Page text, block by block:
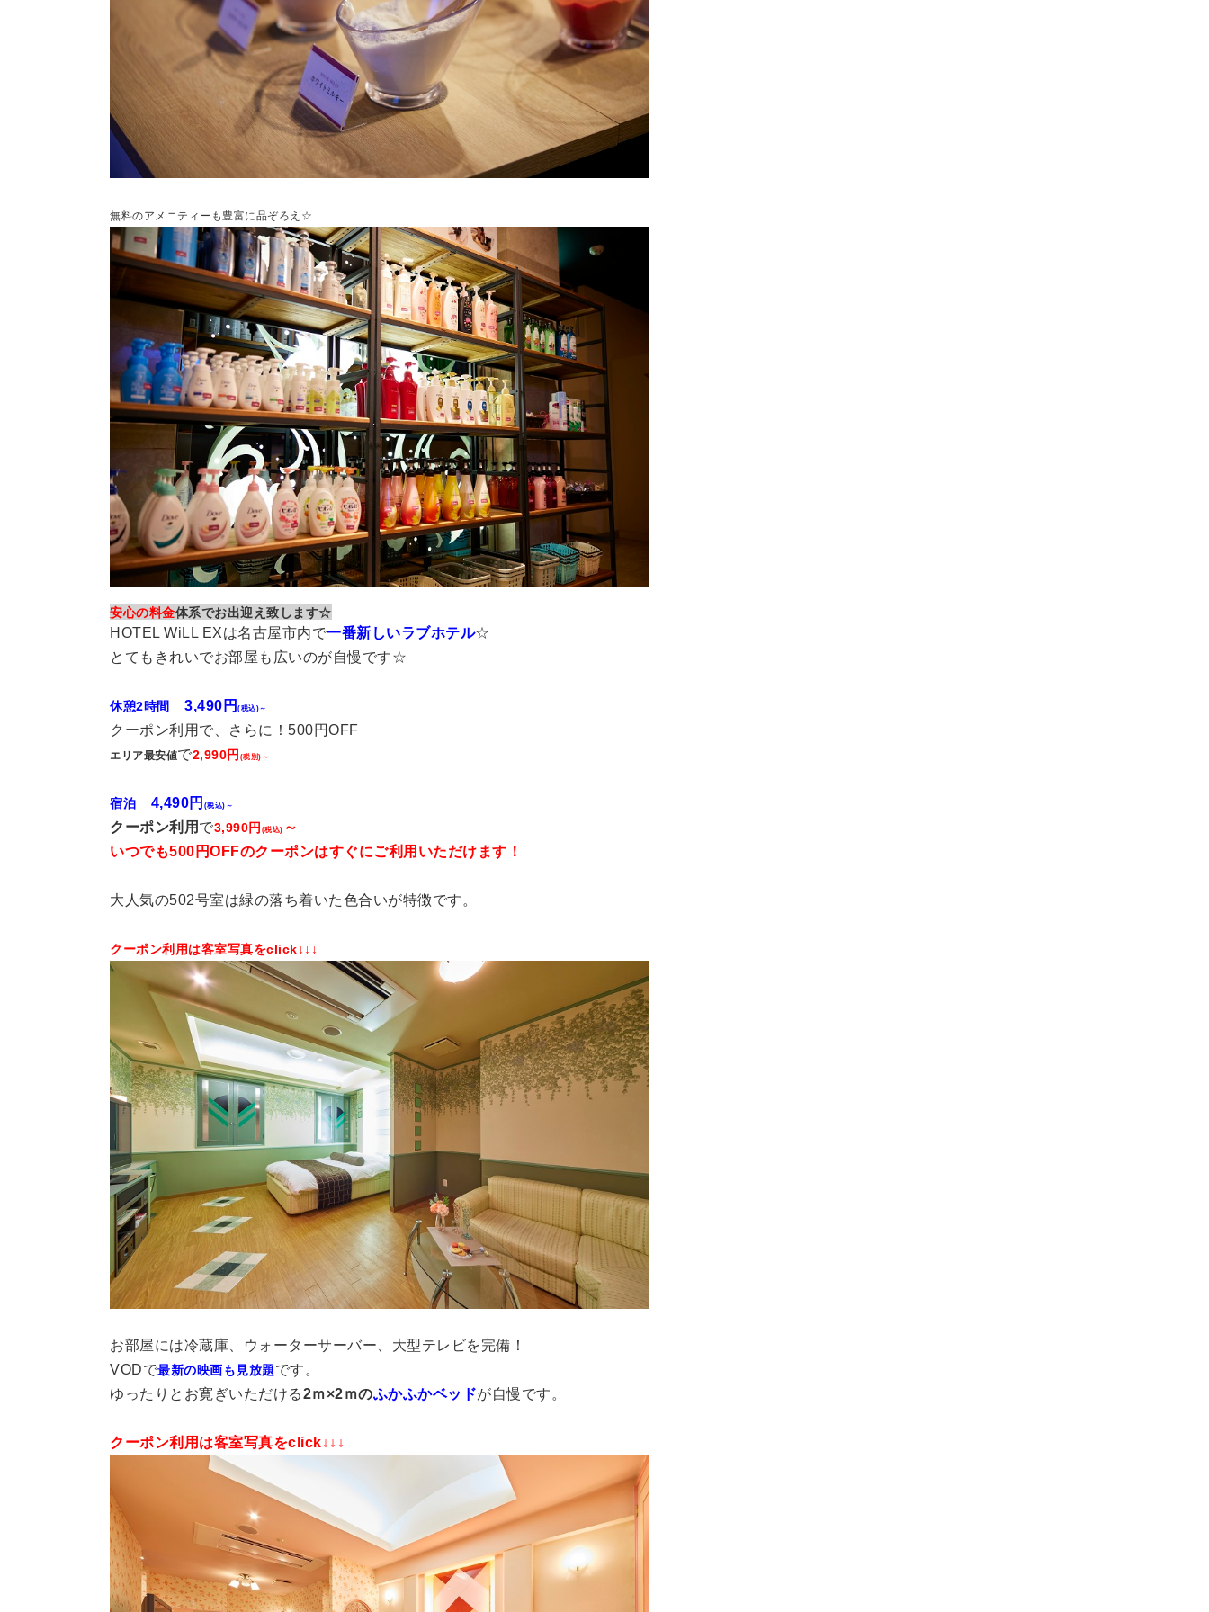
無料のアメニティーも豊富に品ぞろえ☆
安心の料金体系でお出迎え致します☆
HOTEL WiLL EXは名古屋市内で一番新しいラブホテル☆
とてもきれいでお部屋も広いのが自慢です☆
休憩2時間 3,490円 (税込)～
クーポン利用で、さらに！500円OFF
エリア最安値で2,990円 (税別)～
宿泊 4,490円 (税込)～
クーポン利用 で3,990円 (税込) ～
いつでも500円OFFのクーポンはすぐにご利用いただけます！
大人気の502号室は緑の落ち着いた色合いが特徴です。
クーポン利用は客室写真をclick↓↓↓
お部屋には冷蔵庫、ウォーターサーバー、大型テレビを完備！
VODで最新の映画も見放題です。
ゆったりとお寛ぎいただける2ｍ×2ｍのふかふかベッドが自慢です。
クーポン利用は客室写真をclick↓↓↓